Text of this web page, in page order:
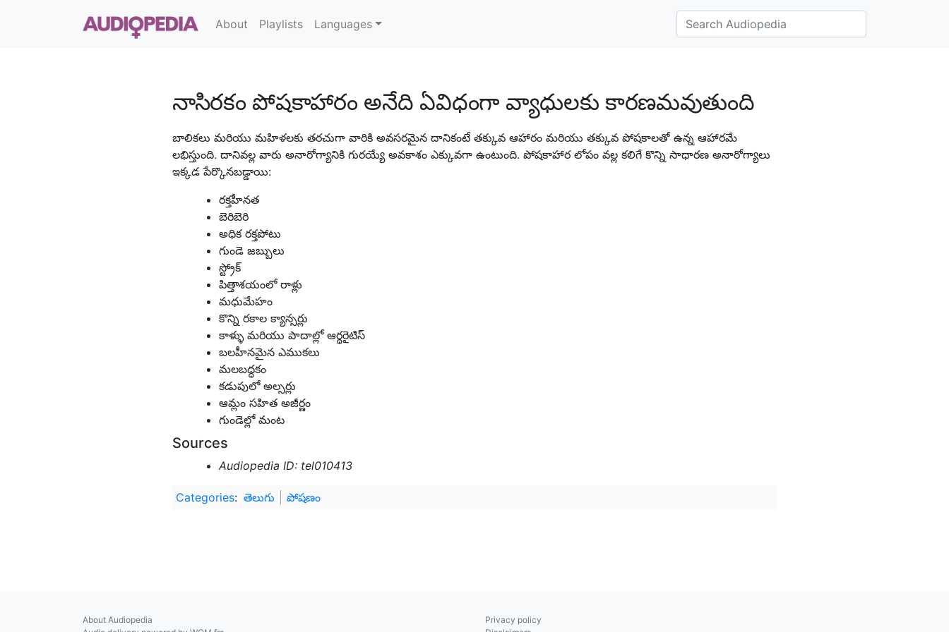
About Playlists Languages
నాసిరకం పోషకాహారం అనేది ఏవిధంగా వ్యాధులకు కారణమవుతుంది
బాలికలు మరియు మహిళలకు తరచుగా వారికి అవసరమైన దానికంటే తక్కువ ఆహారం మరియు తక్కువ పోషకాలతో ఉన్న ఆహారమే
లభిస్తుంది. దానివల్ల వారు అనారోగ్యానికి గురయ్యే అవకాశం ఎక్కువగా ఉంటుంది. పోషకాహార లోపం వల్ల కలిగే కొన్ని సాధారణ అనారోగ్యాలు
ఇక్కడ పేర్కొనబడ్డాయి:
రక్తహీనత
బెరిబెరి
అధిక రక్తపోటు
గుండె జబ్బులు
స్ట్రోక్
పిత్తాశయంలో రాళ్లు
మధుమేహం
కొన్ని రకాల క్యాన్సర్లు
కాళ్ళు మరియు పాదాల్లో ఆర్థరైటిస్
బలహీనమైన ఎముకలు
మలబద్ధకం
కడుపులో అల్సర్లు
ఆమ్లం సహిత అజీర్ణం
గుండెల్లో మంట
Sources
Audiopedia ID: tel010413
Categories: తెలుగు పోషణం
About Audiopedia
Privacy policy